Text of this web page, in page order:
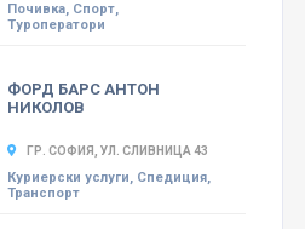
Почивка, Спорт,
Туроператори
ФОРД БАРС АНТОН
НИКОЛОВ
ГР. СОФИЯ, УЛ. СЛИВНИЦА 43
Куриерски услуги, Спедиция,
Транспорт